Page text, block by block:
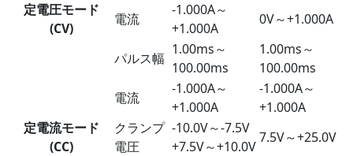
定電圧モード
(CV)
電流
-1.000A～
+1.000A
0V～+1.000A
パルス幅
1.00ms～
100.00ms
1.00ms～
100.00ms
定電流モード
(CC)
電流
-1.000A～
+1.000A
-1.000A～
+1.000A
クランプ
電圧
-10.0V～-7.5V
+7.5V～+10.0V
7.5V～+25.0V